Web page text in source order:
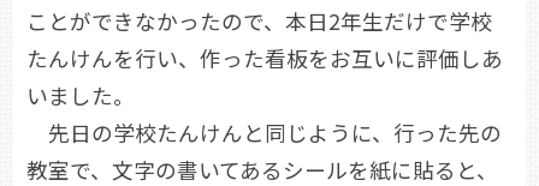
ことができなかったので、本日2年生だけで学校
たんけんを行い、作った看板をお互いに評価しあ
いました。
先日の学校たんけんと同じように、行った先の
教室で、文字の書いてあるシールを紙に貼ると、